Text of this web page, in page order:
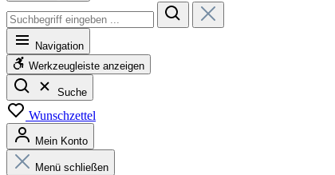
Navigation
Werkzeugleiste anzeigen
Suche
Wunschzettel
Mein Konto
Menü schließen